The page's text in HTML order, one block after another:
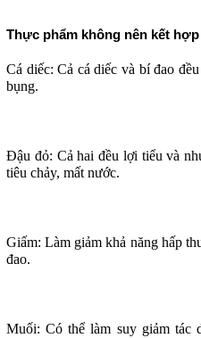
Thực phẩm không nên kết
Cá diếc: Cả cá diếc và bí đao
bụng.
Đậu đỏ: Cả hai đều lợi tiểu và
tiêu chảy, mất nước.
Giấm: Làm giảm khả năng hấp
đao.
Muối: Có thể làm suy giảm tác